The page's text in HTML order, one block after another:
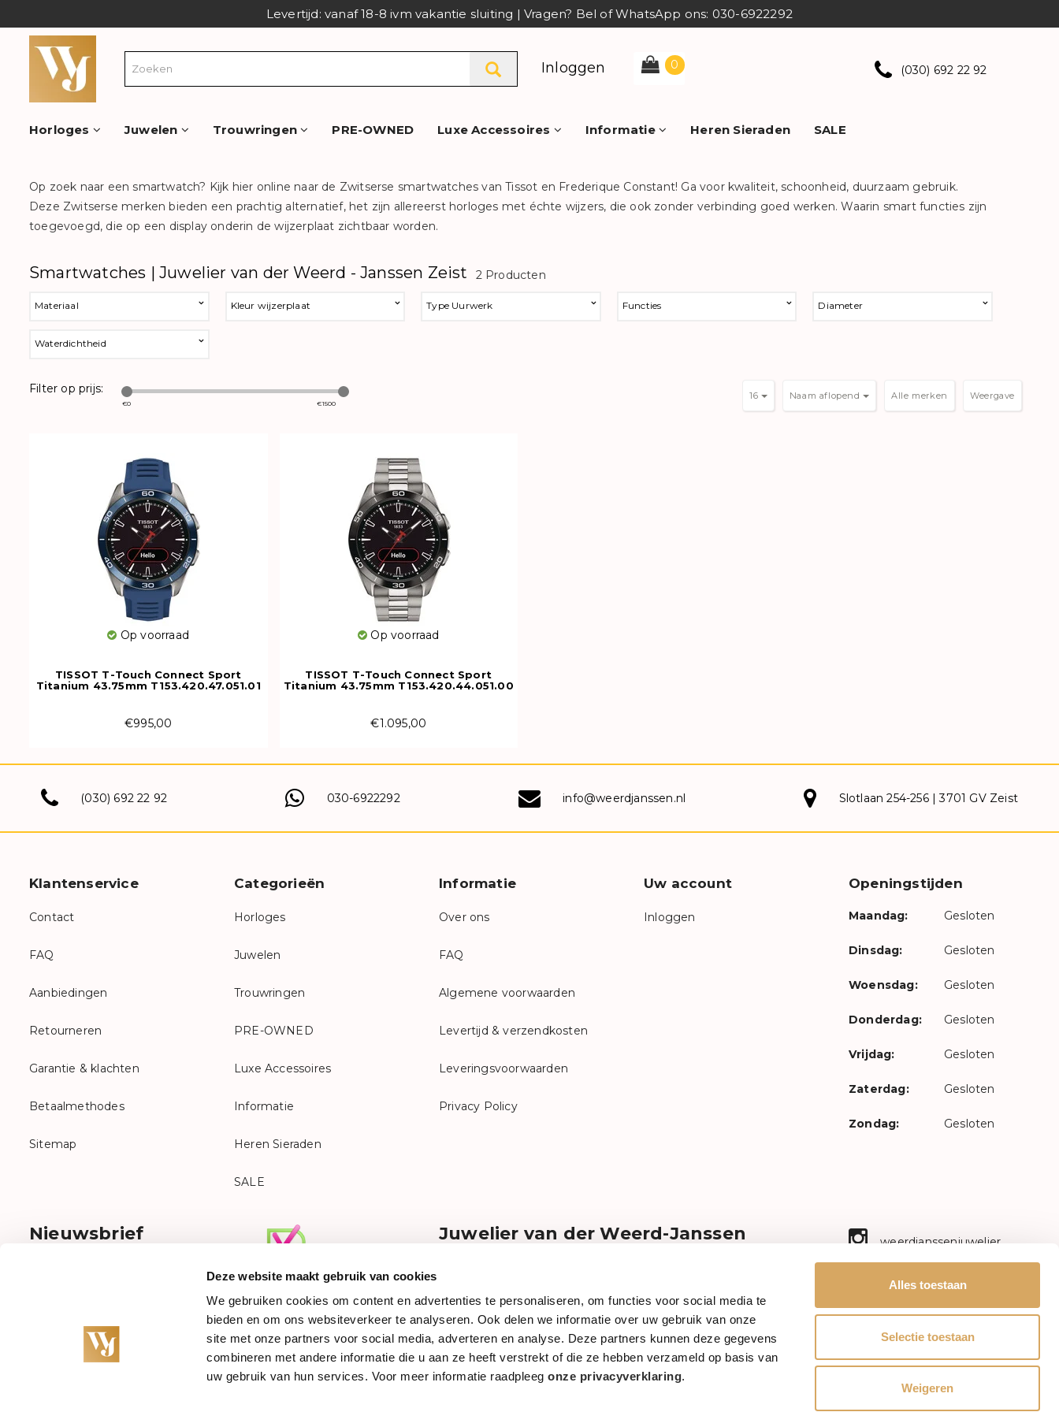
Deze website maakt gebruik van cookies
We gebruiken cookies om content en advertenties te personaliseren, om functies voor social media te
bieden en om ons websiteverkeer te analyseren. Ook delen we informatie over uw gebruik van onze
site met onze partners voor social media, adverteren en analyse. Deze partners kunnen deze gegevens
combineren met andere informatie die u aan ze heeft verstrekt of die ze hebben verzameld op basis van
uw gebruik van hun services. Voor meer informatie raadpleegonze privacyverklaring.
Alles toestaan
Selectie toestaan
Weigeren
Levertijd: vanaf 18-8 ivm vakantie sluiting | Vragen? Bel of WhatsApp ons: 030-6922292
Inloggen 0 (030) 692 22 92
Horloges Juwelen Trouwringen PRE-OWNED Luxe Accessoires Informatie Heren Sieraden SALE
Op zoek naar een smartwatch? Kijk hier online naar de Zwitserse smartwatches van Tissot en Frederique Constant! Ga voor kwaliteit, schoonheid, duurzaam gebruik.
Deze Zwitserse merken bieden een prachtig alternatief, het zijn allereerst horloges met échte wijzers, die ook zonder verbinding goed werken. Waarin smart functies zijn
toegevoegd, die op een display onderin de wijzerplaat zichtbaar worden.
Smartwatches | Juwelier van der Weerd - Janssen Zeist 2 Producten
Materiaal Kleur wijzerplaat Type Uurwerk Functies Diameter
Waterdichtheid
Filter op prijs:
€0 €1500
Weergave
Naam aflopend
16
Op voorraad
TISSOT T-Touch Connect Sport
Titanium 43.75mm T153.420.47.051.01
€995,00
Op voorraad
TISSOT T-Touch Connect Sport
Titanium 43.75mm T153.420.44.051.00
€1.095,00
(030) 692 22 92 030-6922292 info@weerdjanssen.nl Slotlaan 254-256 | 3701 GV Zeist
Klantenservice
Contact
FAQ
Aanbiedingen
Retourneren
Garantie & klachten
Betaalmethodes
Sitemap
Categorieën
Horloges
Juwelen
Trouwringen
PRE-OWNED
Luxe Accessoires
Informatie
Heren Sieraden
SALE
Informatie
Over ons
FAQ
Algemene voorwaarden
Levertijd & verzendkosten
Leveringsvoorwaarden
Privacy Policy
Uw account
Inloggen
Openingstijden
Maandag: Gesloten
Dinsdag: Gesloten
Woensdag: Gesloten
Donderdag: Gesloten
Vrijdag: Gesloten
Zaterdag: Gesloten
Zondag: Gesloten
Nieuwsbrief Juwelier van der Weerd-Janssen
topmerken. Dit alles met vriendelijke dorpse betrokkenheid.
Kortom, graag staan wij voor u klaar!weerdjanssen.nl
weerdjanssenjuwelier
mr.janssenwatches
Mail
mrs.janssenjewelry